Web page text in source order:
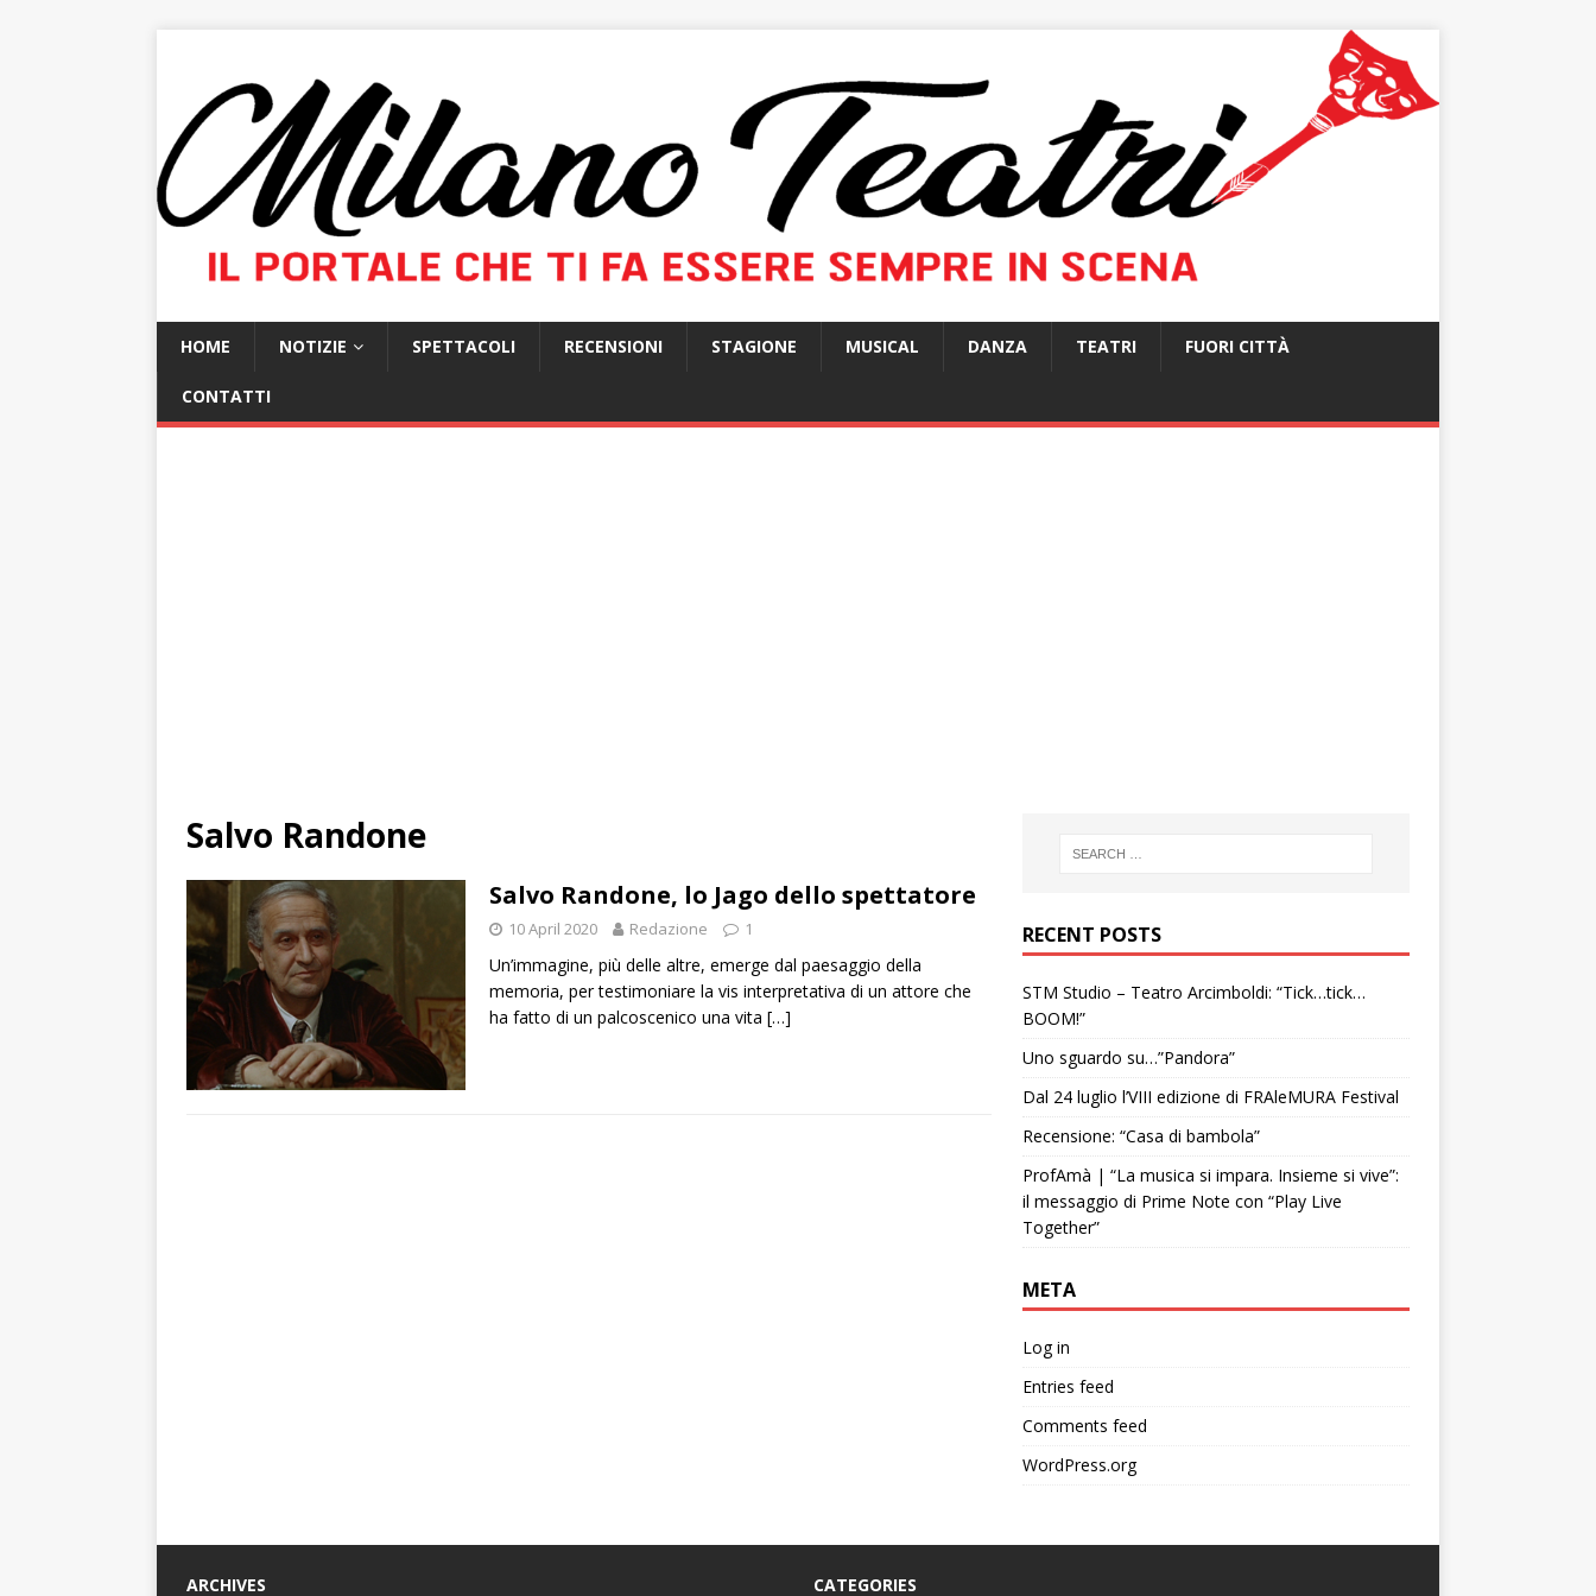
HOME NOTIZIE SPETTACOLI RECENSIONI STAGIONE MUSICAL DANZA TEATRI FUORI CITTÀ
CONTATTI
Salvo Randone
Salvo Randone, lo Jago dello spettatore
10 April 2020 Redazione 1
Un’immagine, più delle altre, emerge dal paesaggio della
memoria, per testimoniare la vis interpretativa di un attore che
ha fatto di un palcoscenico una vita […]
RECENT POSTS
STM Studio – Teatro Arcimboldi: “Tick…tick…
BOOM!”
Uno sguardo su…”Pandora”
Dal 24 luglio l’VIII edizione di FRAleMURA Festival
Recensione: “Casa di bambola”
ProfAmà | “La musica si impara. Insieme si vive”:
il messaggio di Prime Note con “Play Live
Together”
META
Log in
Entries feed
Comments feed
WordPress.org
ARCHIVES CATEGORIES